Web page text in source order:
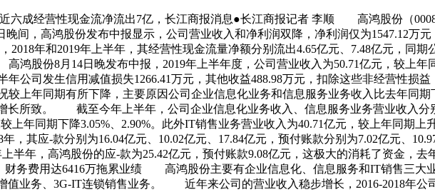
六成经营性现金流净流出7亿，长江商报消息●长江商报记者 李顺 高鸿股份（
间，高鸿股份发布中报显示，公司营业收入和净利润双降，净利润仅为1547.12
2018年和2019年上半年，其经营性现金流量净额分别流出4.65亿元、7.48亿元，同
份8月14日晚发布中报，2019年上半年度，公司营业收入为50.71亿元，较上年同
司发生信用减值损失1266.41万元，其他收益488.98万元，扣除这些非经营性损益
上年同期有所下降，主要原因公司企业信息化业务和信息服务业务收入比去年同期
长所致。 截至今年上半年，公司企业信息化业务收入、信息服务业务营业收入分
较上年同期下降3.05%、2.90%。此外IT销售业务营业收入为40.71亿元，较上年同
，其应-款分别为16.04亿元、10.02亿元、17.84亿元，预付账款分别为7.02亿元、
年，高鸿股份的应-款为25.42亿元，预付账款9.08亿元，这极大的消耗了资金，去
费用达6416万拖累业绩 高鸿股份主要有企业信息化、信息服务和IT销售三大业
值业务、3G-IT连锁销售业务。 近年来公司的营业收入稳步增长，2016-2018年公